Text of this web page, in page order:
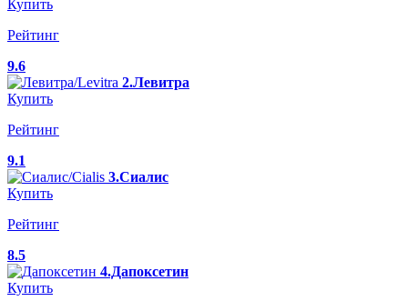
Купить
Рейтинг
9.6
2.Левитра
Купить
Рейтинг
9.1
3.Сиалис
Купить
Рейтинг
8.5
4.Дапоксетин
Купить